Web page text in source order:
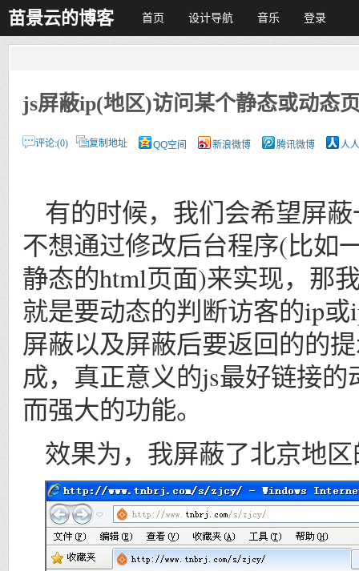
苗景云的博客 首页 设计导航 音乐 登录
js屏蔽ip(地区)访问某个静态或动态
评论:(0) 复制地址 QQ空间 新浪微博 腾讯微博 人
有的时候，我们会希望屏
不想通过修改后台程序(比如
静态的html页面)来实现，那
就是要动态的判断访客的ip
屏蔽以及屏蔽后要返回的的
成，真正意义的js最好链接
而强大的功能。
效果为，我屏蔽了北京地